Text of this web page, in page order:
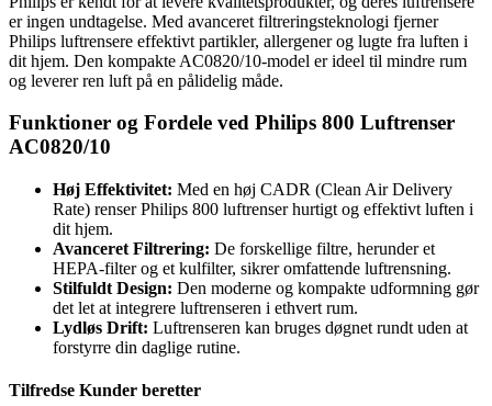
er ingen undtagelse. Med avanceret filtreringsteknologi fjerner
Philips luftrensere effektivt partikler, allergener og lugte fra luften i
dit hjem. Den kompakte AC0820/10-model er ideel til mindre rum
og leverer ren luft på en pålidelig måde.
Funktioner og Fordele ved Philips 800 Luftrenser
AC0820/10
Høj Effektivitet: Med en høj CADR (Clean Air Delivery
Rate) renser Philips 800 luftrenser hurtigt og effektivt luften i
dit hjem.
Avanceret Filtrering: De forskellige filtre, herunder et
HEPA-filter og et kulfilter, sikrer omfattende luftrensning.
Stilfuldt Design: Den moderne og kompakte udformning gør
det let at integrere luftrenseren i ethvert rum.
Lydløs Drift: Luftrenseren kan bruges døgnet rundt uden at
forstyrre din daglige rutine.
Tilfredse Kunder beretter